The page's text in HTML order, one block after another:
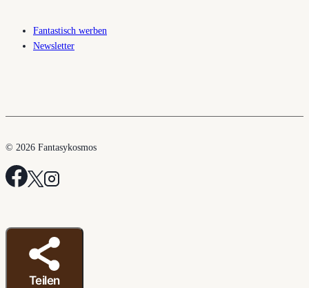
Fantastisch werben
Newsletter
© 2026 Fantasykosmos
Teilen